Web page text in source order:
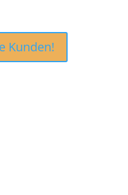
Kunden!